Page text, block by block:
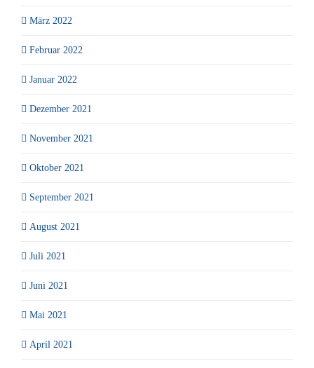
März 2022
Februar 2022
Januar 2022
Dezember 2021
November 2021
Oktober 2021
September 2021
August 2021
Juli 2021
Juni 2021
Mai 2021
April 2021